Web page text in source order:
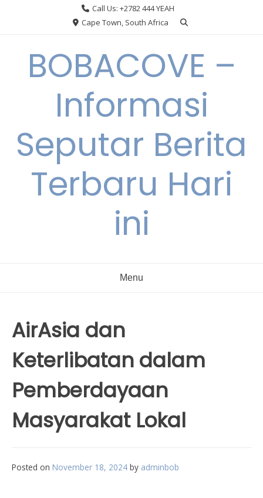
Call Us: +2782 444 YEAH
Cape Town, South Africa
BOBACOVE –
Informasi
Seputar Berita
Terbaru Hari
ini
Menu
AirAsia dan
Keterlibatan dalam
Pemberdayaan
Masyarakat Lokal
Posted on November 18, 2024 by adminbob